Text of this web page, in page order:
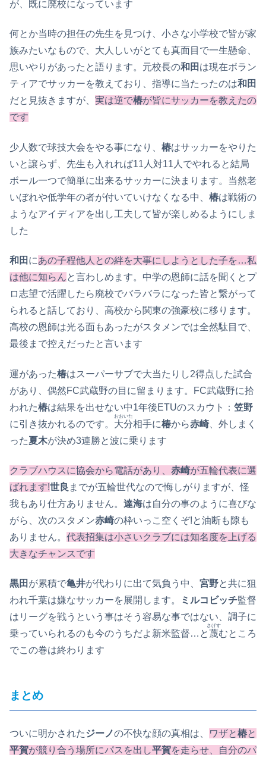
が、既に廃校になっています
何とか当時の担任の先生を見つけ、小さな小学校で皆が家
族みたいなもので、大人しいがとても真面目で一生懸命、
思いやりがあったと語ります。元校長の和田 は現在ボラン
ティアでサッカーを教えており、指導に当たったのは和田
だと見抜きますが、 実は逆で椿が皆にサッカーを教えたの
です
少人数で球技大会をやる事になり、 椿はサッカーをやりた
いと譲らず、先生も入れれば11人対11人でやれると結局
ボール一つで簡単に出来るサッカーに決まります。当然老
いぼれや低学年の者が付いていけなくなる中、 椿は戦術の
ようなアイディアを出し工夫して皆が楽しめるようにしま
した
和田 にあの子程他人との絆を大事にしようとした子を…私
は他に知らんと言わしめます。中学の恩師に話を聞くとプ
ロ志望で活躍したら廃校でバラバラになった皆と繋がって
られると話しており、高校から関東の強豪校に移ります。
高校の恩師は光る面もあったがスタメンでは全然駄目で、
最後まで控えだったと言います
運があった椿はスーパーサブで大当たりし2得点した試合
があり、偶然FC武蔵野の目に留まります。FC武蔵野に拾
われた椿は結果を出せない中1年後ETUのスカウト： 笠野
に引き抜かれるのです。 大分
おおいた
相手に椿から赤崎、外しまく
った夏木が決め3連勝と波に乗ります
クラブハウスに協会から電話があり、 赤崎が五輪代表に選
ばれます!世良 までが五輪世代なので悔しがりますが、怪
我もあり仕方ありません。 達海は自分の事のように喜びな
がら、次のスタメン赤崎の枠いっこ空くぞ!と油断も隙も
ありません。 代表招集は小さいクラブには知名度を上げる
大きなチャンスです
黒田 が累積で亀井が代わりに出て気負う中、 宮野と共に狙
われ千葉は嫌なサッカーを展開します。
ミルコビッチ監督
はリーグを戦うという事はそう容易な事ではない、調子に
乗っていられるのも今のうちだよ新米監督…と蔑
さげす
むところ
でこの巻は終わります
まとめ
ついに明かされたジーノの不快な顔の真相は、 ワザと椿と
平賀が競り合う場所にパスを出し平賀を走らせ、自分のパ